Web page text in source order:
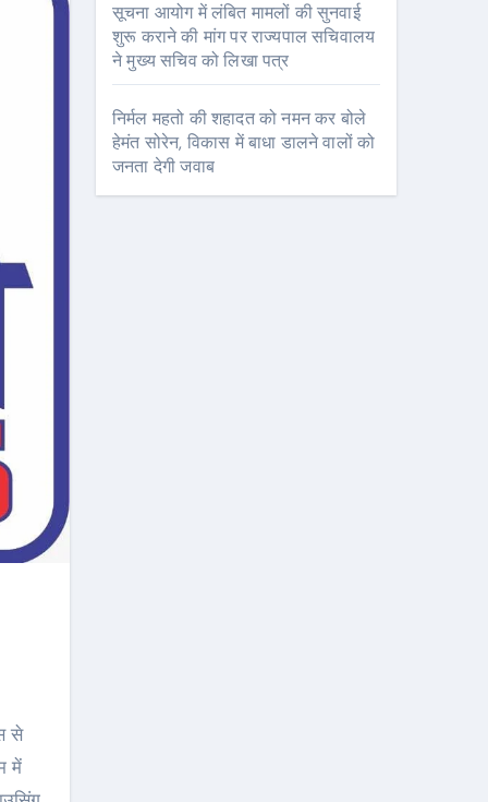
से
में
सूचना आयोग में लंबित मामलों की सुनवाई
शुरू कराने की मांग पर राज्यपाल सचिवालय
ने मुख्य सचिव को लिखा पत्र
निर्मल महतो की शहादत को नमन कर बोले
हेमंत सोरेन, विकास में बाधा डालने वालों को
जनता देगी जवाब